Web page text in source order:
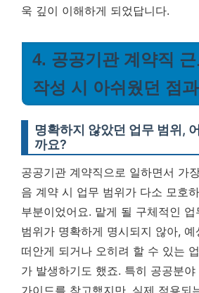
욱 깊이 이해하게 되었답니다.
4. 공공기관 계약직 근
작성 시 아쉬웠던 점
명확하지 않았던 업무 범위,
까요?
공공기관 계약직으로 일하면서 가
음 계약 시 업무 범위가 다소 모호
부분이었어요. 맡게 될 구체적인
범위가 명확하게 명시되지 않아,
떠안게 되거나 오히려 할 수 있는
가 발생하기도 했죠. 특히 공공분
가이드를 참고했지만, 실제 적용되